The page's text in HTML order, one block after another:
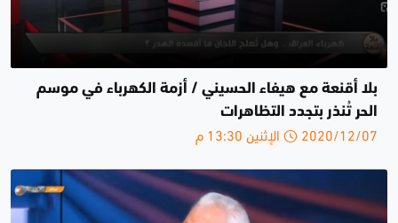
بلا أقنعة مع هيفاء الحسيني / أزمة الكهرباء في موسم
الحر تُنذر بتجدد التظاهرات
2020/12/07 الإثنين 13:30 م